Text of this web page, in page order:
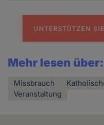
Mehr lesen über:
Missbrauch
Veranstaltung